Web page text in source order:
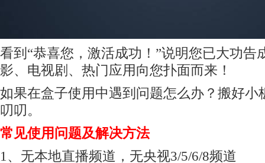
看到“恭喜您，激活成功！”说明您已大功告
影、电视剧、热门应用向您扑面而来！
如果在盒子使用中遇到问题怎么办？搬好小
叨叨。
常见使用问题及解决方法
1、无本地直播频道，无央视3/5/6/8频道